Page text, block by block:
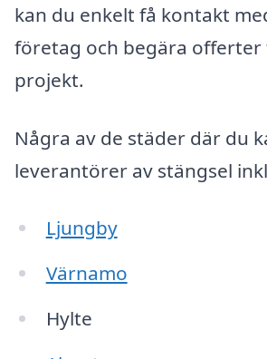
kan du enkelt få kontakt
företag och begära
projekt.
Några av de städer där du
leverantörer av stängsel
Ljungby
Värnamo
Hylte